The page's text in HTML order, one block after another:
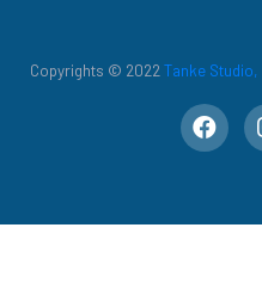
Copyrights © 2022 Tanke Studio,